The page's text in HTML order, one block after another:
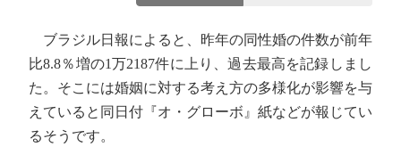
ブラジル日報によると、昨年の同性婚の件数が前年
比8.8％増の1万2187件に上り、過去最高を記録しまし
た。そこには婚姻に対する考え方の多様化が影響を与
えていると同日付『オ・グローボ』紙などが報じてい
るそうです。